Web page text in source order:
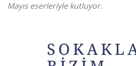
Mayıs eserleriyle kutluyor.